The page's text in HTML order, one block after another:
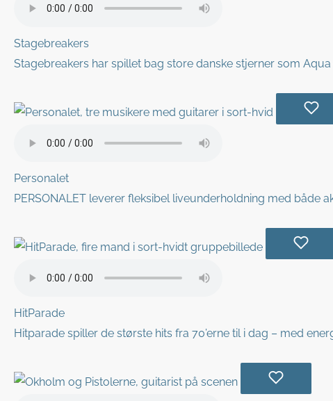
Stagebreakers
Stagebreakers har spillet bag store danske stjerner som
Personalet
PERSONALET leverer fleksibel liveunderholdning med både
HitParade
Hitparade spiller de største hits fra 70’erne til i dag – med